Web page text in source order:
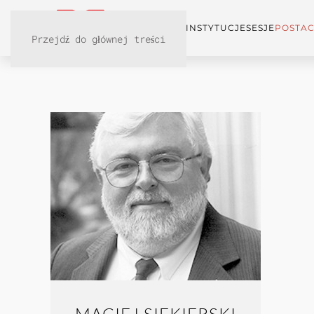
Przejdź do głównej treści
INSTYTUCJESESJE